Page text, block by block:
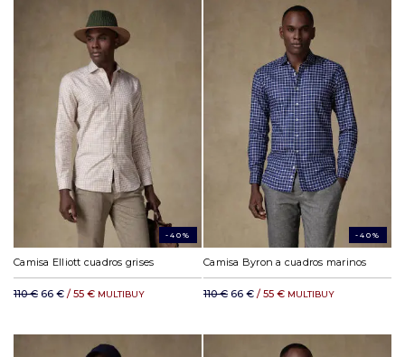
-40%
Camisa Elliott cuadros grises
110 € 66 € / 55 € MULTIBUY
-40%
Camisa Byron a cuadros marinos
110 € 66 € / 55 € MULTIBUY